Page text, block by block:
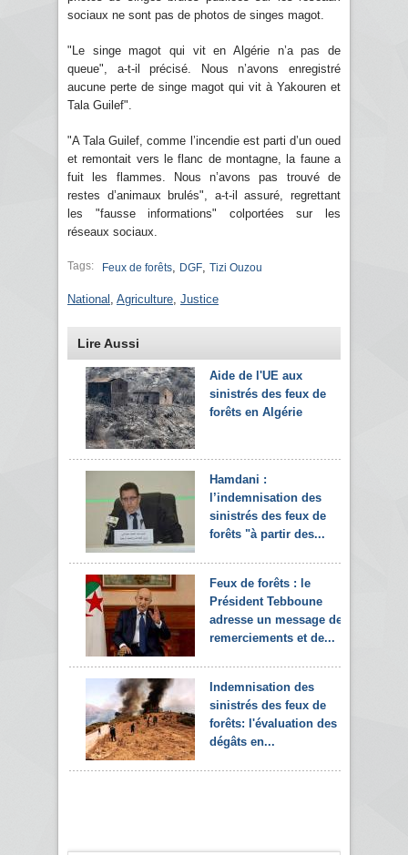
sociaux ne sont pas de photos de singes magot.
"Le singe magot qui vit en Algérie n’a pas de
queue", a-t-il précisé. Nous n’avons enregistré
aucune perte de singe magot qui vit à Yakouren et
Tala Guilef".
"A Tala Guilef, comme l’incendie est parti d’un oued
et remontait vers le flanc de montagne, la faune a
fuit les flammes. Nous n’avons pas trouvé de
restes d’animaux brulés", a-t-il assuré, regrettant
les "fausse informations" colportées sur les
réseaux sociaux.
Tags: Feux de forêts DGF Tizi Ouzou
National Agriculture Justice
Lire Aussi
Aide de l'UE aux
sinistrés des feux de
forêts en Algérie
Hamdani :
l’indemnisation des
sinistrés des feux de
forêts "à partir des...
Feux de forêts : le
Président Tebboune
adresse un message de
remerciements et de...
Indemnisation des
sinistrés des feux de
forêts: l'évaluation des
dégâts en...